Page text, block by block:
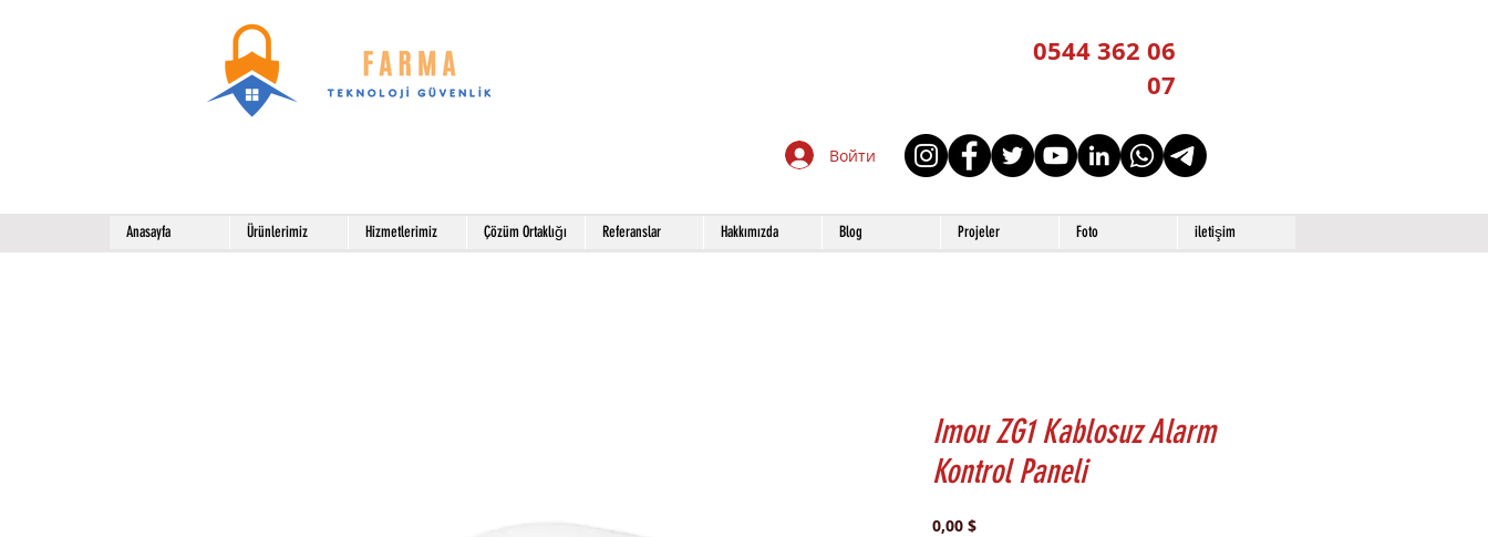
0544 362 06
07
Войти
Anasayfa Ürünlerimiz Hizmetlerimiz Çözüm Ortaklığı Referanslar Hakkımızda Blog Projeler Foto iletişim
Imou ZG1 Kablosuz Alarm
Kontrol Paneli
0,00 $Цена